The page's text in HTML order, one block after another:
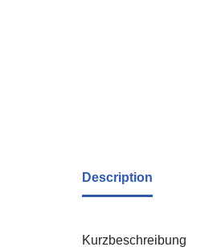
Description
Kurzbeschreibung